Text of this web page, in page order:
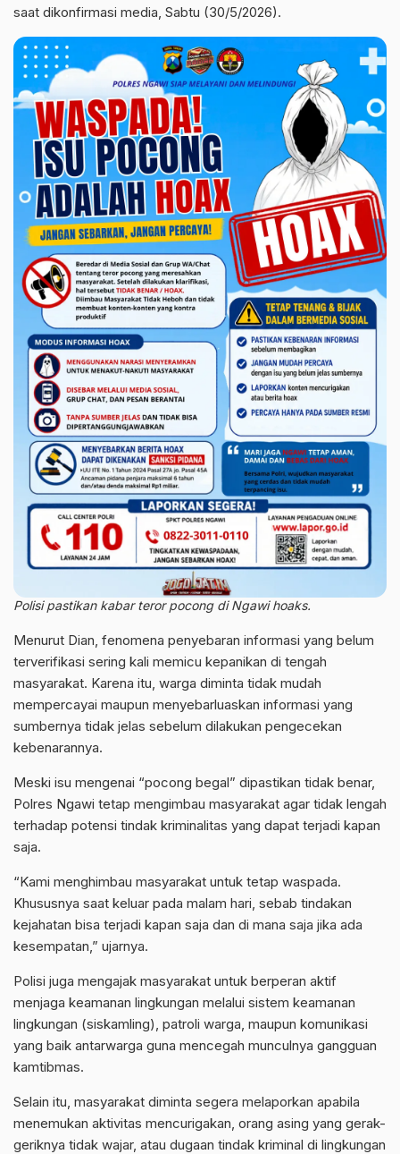
saat dikonfirmasi media, Sabtu (30/5/2026).
Polisi pastikan kabar teror pocong di Ngawi hoaks.
Menurut Dian, fenomena penyebaran informasi yang belum
terverifikasi sering kali memicu kepanikan di tengah
masyarakat. Karena itu, warga diminta tidak mudah
mempercayai maupun menyebarluaskan informasi yang
sumbernya tidak jelas sebelum dilakukan pengecekan
kebenarannya.
Meski isu mengenai “pocong begal” dipastikan tidak benar,
Polres Ngawi tetap mengimbau masyarakat agar tidak lengah
terhadap potensi tindak kriminalitas yang dapat terjadi kapan
saja.
“Kami menghimbau masyarakat untuk tetap waspada.
Khususnya saat keluar pada malam hari, sebab tindakan
kejahatan bisa terjadi kapan saja dan di mana saja jika ada
kesempatan,” ujarnya.
Polisi juga mengajak masyarakat untuk berperan aktif
menjaga keamanan lingkungan melalui sistem keamanan
lingkungan (siskamling), patroli warga, maupun komunikasi
yang baik antarwarga guna mencegah munculnya gangguan
kamtibmas.
Selain itu, masyarakat diminta segera melaporkan apabila
menemukan aktivitas mencurigakan, orang asing yang gerak-
geriknya tidak wajar, atau dugaan tindak kriminal di lingkungan